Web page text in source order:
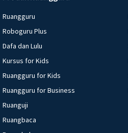
Ruangguru
Roboguru Plus
Dafa dan Lulu
Kursus for Kids
Ruangguru for Kids
Ruangguru for Business
Ruanguji
Ruangbaca